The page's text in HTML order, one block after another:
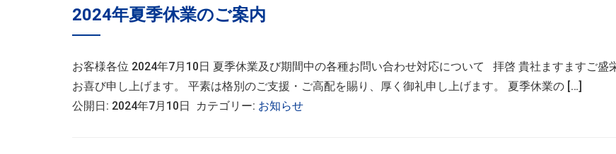
2024年夏季休業のご案内
お客様各位 2024年7月10日 夏季休業及び期間中の各種お問い合わせ対応について 拝啓 貴社ますますご盛
お喜び申し上げます。 平素は格別のご支援・ご高配を賜り、厚く御礼申し上げます。 夏季休業の […]
公開日: 2024年7月10日 カテゴリー: お知らせ